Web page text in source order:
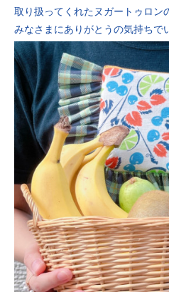
取り扱ってくれたヌガートゥロン
みなさまにありがとうの気持ちで